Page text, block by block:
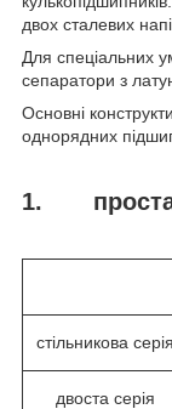
двох сталевих
Для спеціальних
сепаратори з
Основні
однорядних
1. проста
стільникова серія
двоста серія